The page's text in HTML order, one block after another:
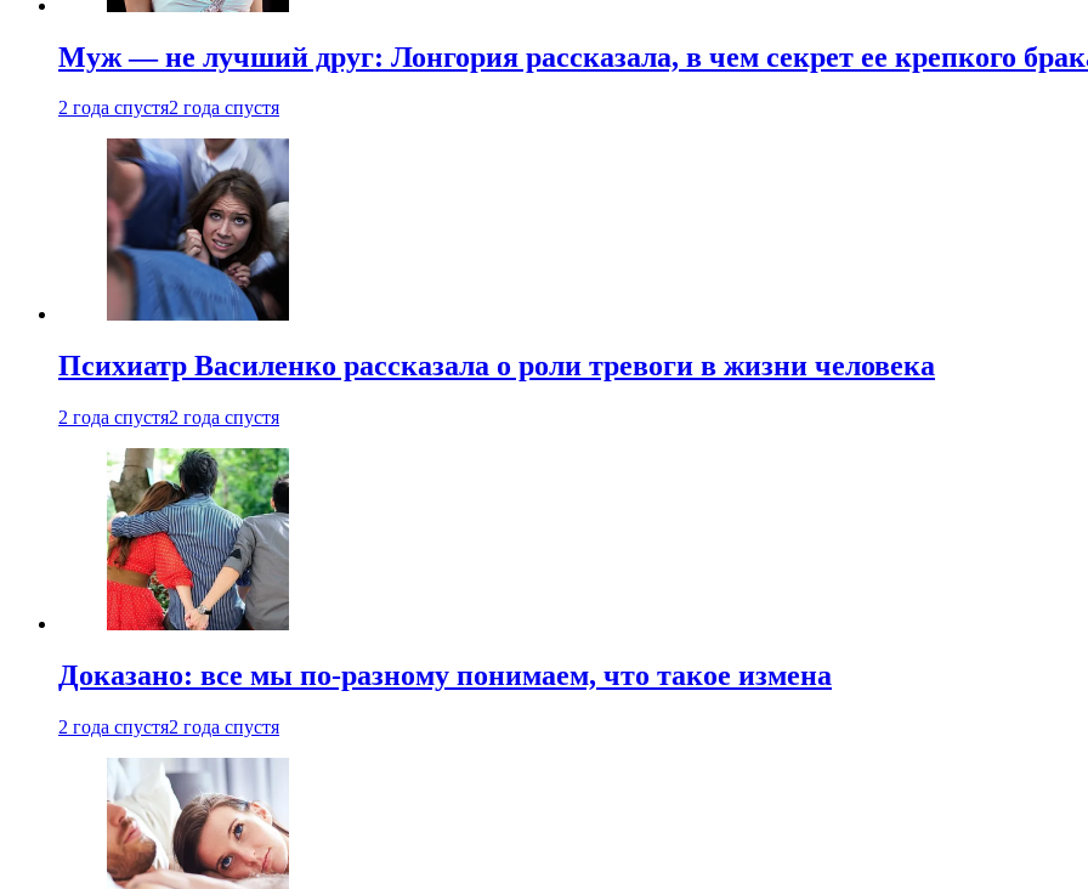
Муж — не лучший друг: Лонгория рассказала, в чем секрет ее крепкого
2 года спустя2 года спустя
Психиатр Василенко рассказала о роли тревоги в жизни человека
2 года спустя2 года спустя
Доказано: все мы по-разному понимаем, что такое измена
2 года спустя2 года спустя